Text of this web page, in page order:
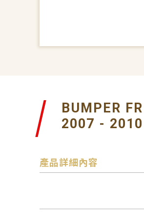
BUMPER
2007 - 2010
產品詳細內容